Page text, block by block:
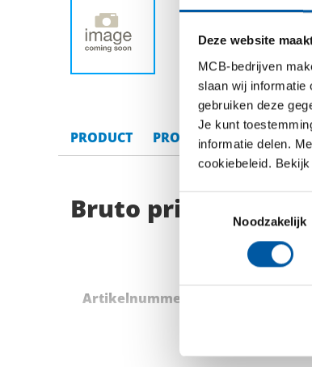
Deze website
MCB-bedrijven
slaan wij informatie
gebruiken deze
Je kunt
informatie delen.
cookiebeleid. Bekijk
Toestemmingsselectie
Noodzakelijk
PRODUCT PRODUCT
Bruto prijslijst:
Artikelnummer